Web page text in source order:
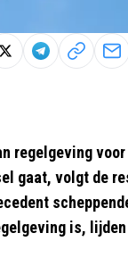
regelgeving
gaat, volgt de
is,